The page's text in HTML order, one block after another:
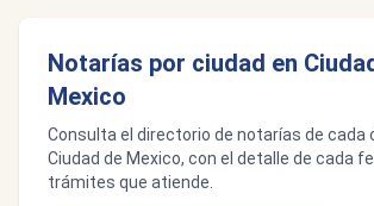
Notarías por ciudad en
Mexico
Consulta el directorio de notarías de cada
Ciudad de Mexico, con el detalle de cada
trámites que atiende.